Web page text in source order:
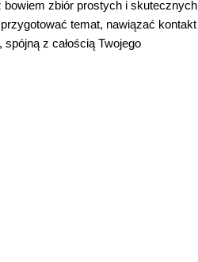
bowiem zbiór prostych i skutecznych
temat, nawiązać kontakt
z całością Twojego